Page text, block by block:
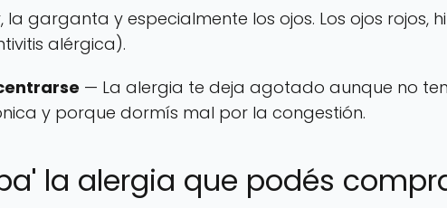
la garganta y especialmente los ojos. Los ojos rojos,
alérgica).
— La alergia te deja agotado aunque no
y porque dormís mal por la congestión.
la alergia que podés